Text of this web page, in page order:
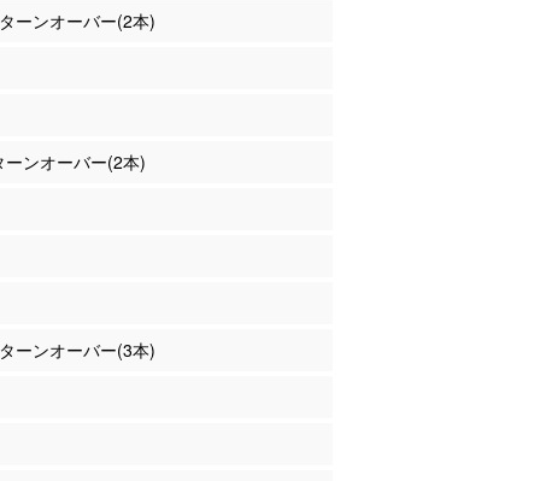
ーンオーバー(2本)
ンオーバー(2本)
ーンオーバー(3本)